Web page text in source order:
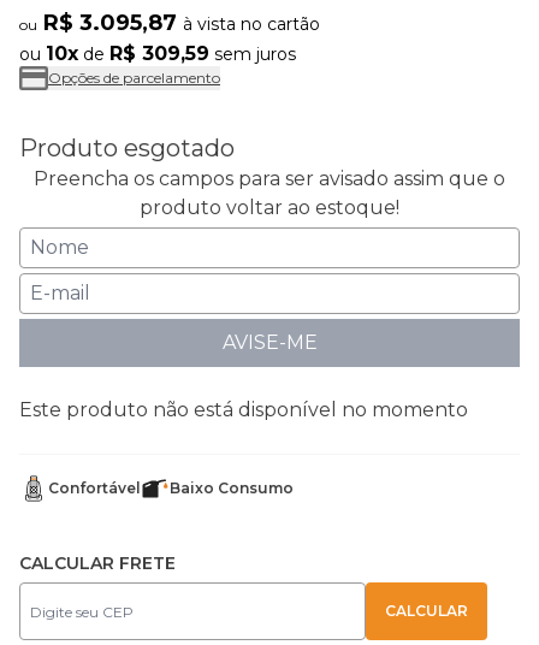
ou R$ 3.095,87 à vista no cartão
ou 10x de R$ 309,59 sem juros
Opções de parcelamento
Produto esgotado
Preencha os campos para ser avisado assim que o
produto voltar ao estoque!
AVISE-ME
Este produto não está disponível no momento
Confortável Baixo Consumo
CALCULAR FRETE